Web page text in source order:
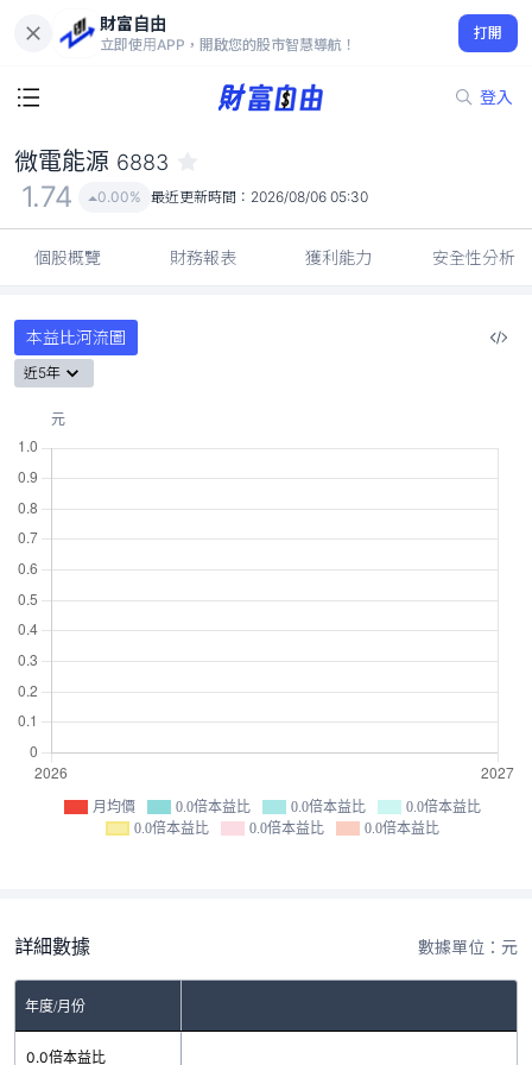
財富自由
立即使用APP，開啟您的股市智慧導航！
打開
登入
1.74
0.00%
微電能源 6883
1.74 0.00% 最近更新時間： 2026/08/06 05:30
個股概覽 財務報表 獲利能力 安全性分析
本益比河流圖
近5年
月均價 0.0倍本益比 0.0倍本益比
0.0倍本益比
0.0倍本益比
0.0倍本益比 0.0倍本益比
詳細數據 數據單位：元
年度/月份
0.0倍本益比